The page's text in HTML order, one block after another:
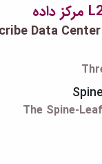
Data
The Spine-